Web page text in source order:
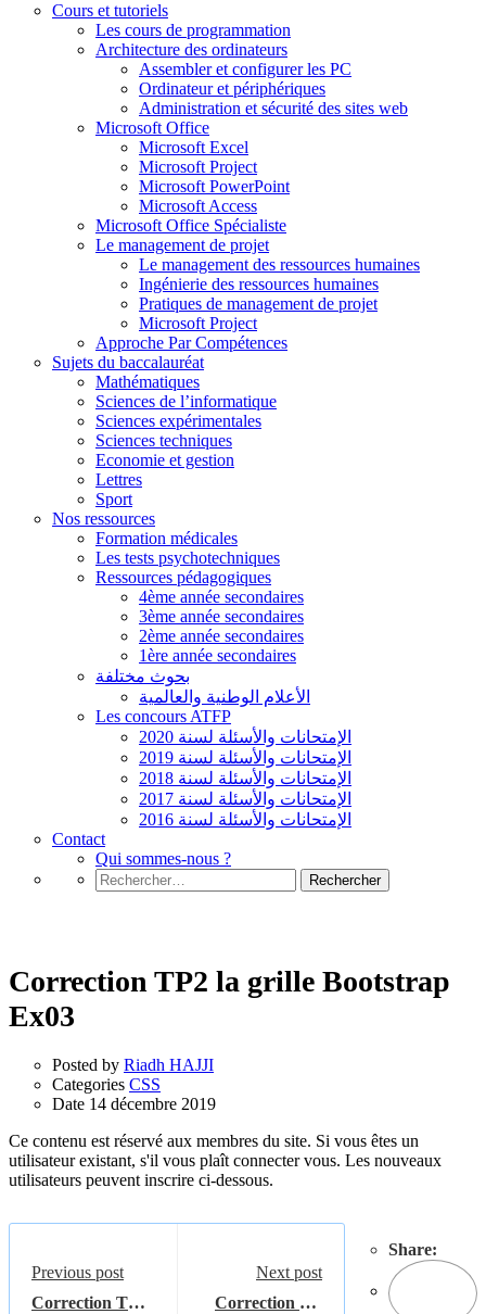
Cours et tutoriels
Les cours de programmation
Architecture des ordinateurs
Assembler et configurer les PC
Ordinateur et périphériques
Administration et sécurité des sites web
Microsoft Office
Microsoft Excel
Microsoft Project
Microsoft PowerPoint
Microsoft Access
Microsoft Office Spécialiste
Le management de projet
Le management des ressources humaines
Ingénierie des ressources humaines
Pratiques de management de projet
Microsoft Project
Approche Par Compétences
Sujets du baccalauréat
Mathématiques
Sciences de l’informatique
Sciences expérimentales
Sciences techniques
Economie et gestion
Lettres
Sport
Nos ressources
Formation médicales
Les tests psychotechniques
Ressources pédagogiques
4ème année secondaires
3ème année secondaires
2ème année secondaires
1ère année secondaires
بحوث مختلفة
الأعلام الوطنية والعالمية
Les concours ATFP
الإمتحانات والأسئلة لسنة 2020
الإمتحانات والأسئلة لسنة 2019
الإمتحانات والأسئلة لسنة 2018
الإمتحانات والأسئلة لسنة 2017
الإمتحانات والأسئلة لسنة 2016
Contact
Qui sommes-nous ?
Rechercher :
Correction TP2 la grille Bootstrap
Ex03
Posted by Riadh HAJJI
Categories CSS
Date 14 décembre 2019
Ce contenu est réservé aux membres du site. Si vous êtes un
utilisateur existant, s'il vous plaît connecter vous. Les nouveaux
utilisateurs peuvent inscrire ci-dessous.
Share:
Previous post
Correction TP2
Next post
Correction TP